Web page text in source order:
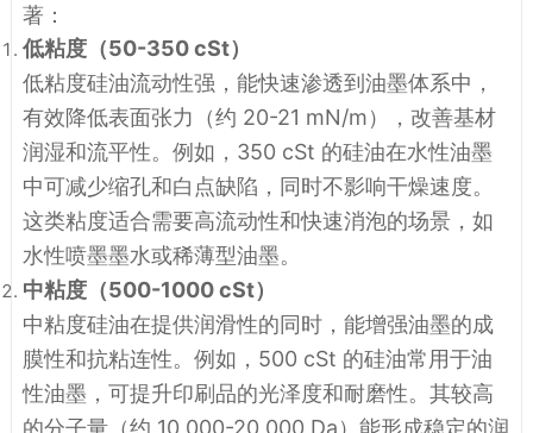
著：
低粘度（50-350 cSt）
低粘度硅油流动性强，能快速渗透到油墨体系中，
有效降低表面张力（约 20-21 mN/m），改善基材
润湿和流平性。例如，350 cSt 的硅油在水性油墨
中可减少缩孔和白点缺陷，同时不影响干燥速度。
这类粘度适合需要高流动性和快速消泡的场景，如
水性喷墨墨水或稀薄型油墨。
中粘度（500-1000 cSt）
中粘度硅油在提供润滑性的同时，能增强油墨的成
膜性和抗粘连性。例如，500 cSt 的硅油常用于油
性油墨，可提升印刷品的光泽度和耐磨性。其较高
的分子量（约 10,000-20,000 Da）能形成稳定的润